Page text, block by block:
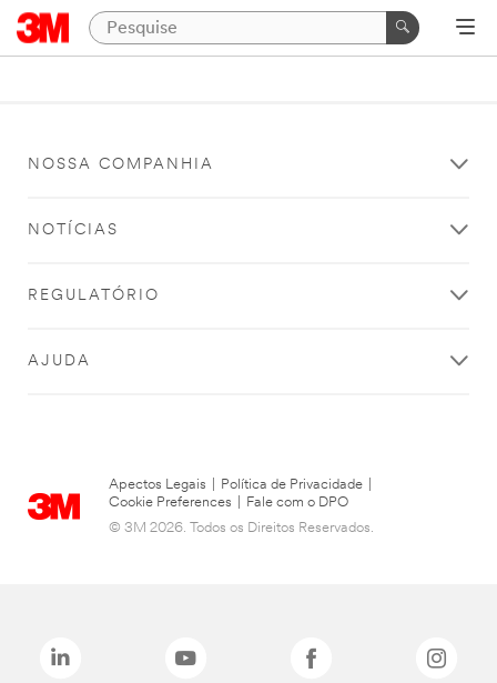
NOSSA COMPANHIA
NOTÍCIAS
REGULATÓRIO
AJUDA
Apectos Legais Política de Privacidade
Cookie Preferences
Fale com o DPO
© 3M 2026. Todos os Direitos Reservados.